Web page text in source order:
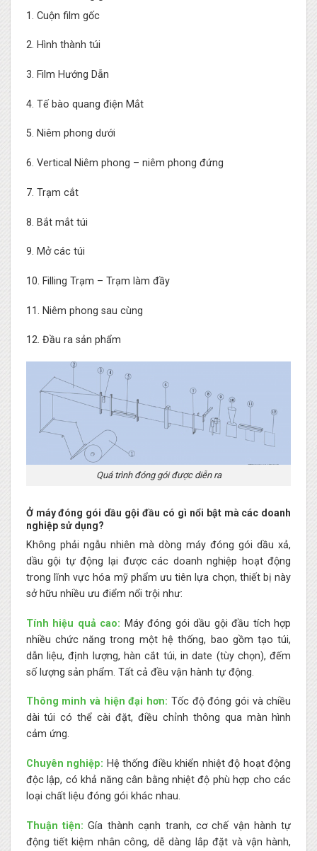
1. Cuộn film gốc
2. Hình thành túi
3. Film Hướng Dẫn
4. Tế bào quang điện Mắt
5. Niêm phong dưới
6. Vertical Niêm phong – niêm phong đứng
7. Trạm cắt
8. Bắt mắt túi
9. Mở các túi
10. Filling Trạm – Trạm làm đầy
11. Niêm phong sau cùng
12. Đầu ra sản phẩm
Quá trình đóng gói được diễn ra
Ở máy đóng gói dầu gội đầu có gì nổi bật mà các doanh
nghiệp sử dụng?
Không phải ngẫu nhiên mà dòng máy đóng gói dầu xả,
dầu gội tự động lại được các doanh nghiệp hoạt động
trong lĩnh vực hóa mỹ phẩm ưu tiên lựa chọn, thiết bị này
sở hữu nhiều ưu điểm nổi trội như:
Tính hiệu quả cao: Máy đóng gói dầu gội đầu tích hợp
nhiều chức năng trong một hệ thống, bao gồm tạo túi,
dẫn liệu, định lượng, hàn cắt túi, in date (tùy chọn), đếm
số lượng sản phẩm. Tất cả đều vận hành tự động.
Thông minh và hiện đại hơn: Tốc độ đóng gói và chiều
dài túi có thể cài đặt, điều chỉnh thông qua màn hình
cảm ứng.
Chuyên nghiệp: Hệ thống điều khiển nhiệt độ hoạt động
độc lập, có khả năng cân bằng nhiệt độ phù hợp cho các
loại chất liệu đóng gói khác nhau.
Thuận tiện: Gía thành cạnh tranh, cơ chế vận hành tự
động tiết kiệm nhân công, dễ dàng lắp đặt và vận hành,